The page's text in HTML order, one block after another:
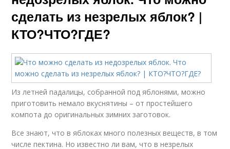
сделать из незрелых яблок? |
КТО?ЧТО?ГДЕ?
Из летней падалицы, собранной под яблонями, можно
приготовить немало вкуснятины – от простейшего
компота до оригинальных зимних заготовок.
Все знают, что в яблоках много полезных веществ, в том
числе пектина. Но известно ли вам, что в незрелых